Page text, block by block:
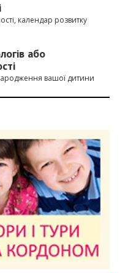
календар розвитку
або
вашої дитини